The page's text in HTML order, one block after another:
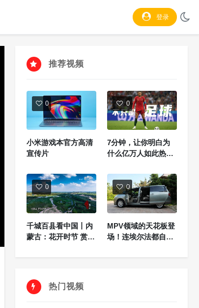
登录
推荐视频
0
小米游戏本官方高清
宣传片
0
7分钟，让你明白为
什么亿万人如此热爱
0
千城百县看中国丨内
蒙古：花开时节 赏最
0
MPV领域的天花板登
场！连埃尔法都自愧
热门视频